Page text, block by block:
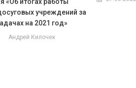
учреждений за
на 2021 год»
Андрей Килочек